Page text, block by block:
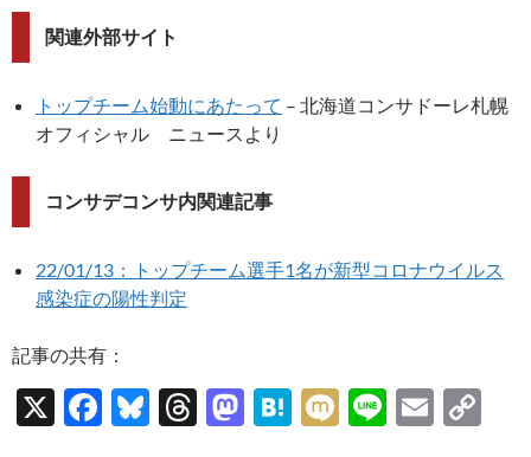
関連外部サイト
トップチーム始動にあたって – 北海道コンサドーレ札幌
オフィシャル ニュースより
コンサデコンサ内関連記事
22/01/13：トップチーム選手1名が新型コロナウイルス
感染症の陽性判定
記事の共有：
X
F
Bl T
M H
M Li
E